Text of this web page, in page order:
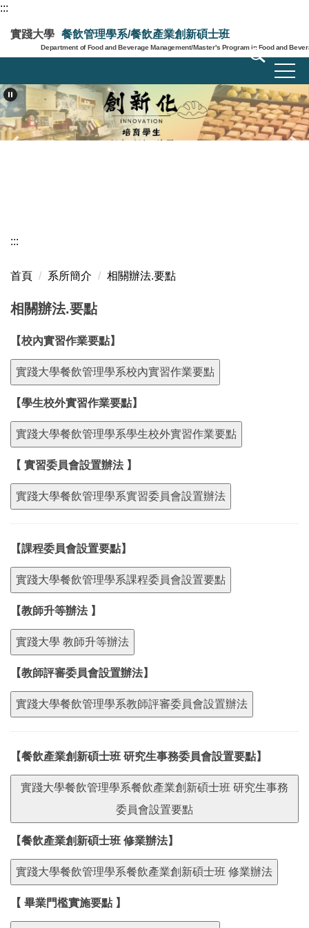
跳
到
主
要
容
區
:::
實踐大學 餐飲管理學系/餐飲產業創新碩士班
Department of Food and Beverage Management/Master's Program in Food and
:::
首頁 系所簡介 相關辦法.要點
相關辦法.要點
【校內實習作業要點】
實踐大學餐飲管理學系校內實習作業要點
【學生校外實習作業要點】
實踐大學餐飲管理學系學生校外實習作業要點
【 實習委員會設置辦法 】
實踐大學餐飲管理學系實習委員會設置辦法
【課程委員會設置要點】
實踐大學餐飲管理學系課程委員會設置要點
【教師升等辦法 】
實踐大學 教師升等辦法
【教師評審委員會設置辦法】
實踐大學餐飲管理學系教師評審委員會設置辦法
【餐飲產業創新碩士班 研究生事務委員會設置要點】
實踐大學餐飲管理學系餐飲產業創新碩士班 研究生事務
委員會設置要點
【餐飲產業創新碩士班 修業辦法】
實踐大學餐飲管理學系餐飲產業創新碩士班 修業辦法
【 畢業門檻實施要點 】